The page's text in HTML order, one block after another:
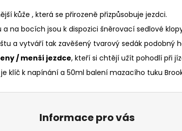
kůže , která se přirozeně přizpůsobuje jezdci.
na bocích jsou k dispozici šněrovací sedlové
a vytváří tak zavěšený tvarový sedák podobný
/ menší jezdce, kteří si chtějí užít pohodlí při
klíč k napínání a 50ml balení mazacího tuku
Informace pro vás